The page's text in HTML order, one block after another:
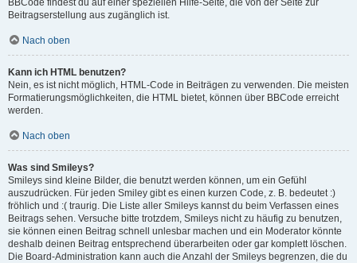
BBCode findest du auf einer speziellen Hilfe-Seite, die von der Seite zur
Beitragserstellung aus zugänglich ist.
Nach oben
Kann ich HTML benutzen?
Nein, es ist nicht möglich, HTML-Code in Beiträgen zu verwenden. Die meisten
Formatierungsmöglichkeiten, die HTML bietet, können über BBCode erreicht
werden.
Nach oben
Was sind Smileys?
Smileys sind kleine Bilder, die benutzt werden können, um ein Gefühl
auszudrücken. Für jeden Smiley gibt es einen kurzen Code, z. B. bedeutet :)
fröhlich und :( traurig. Die Liste aller Smileys kannst du beim Verfassen eines
Beitrags sehen. Versuche bitte trotzdem, Smileys nicht zu häufig zu benutzen,
sie können einen Beitrag schnell unlesbar machen und ein Moderator könnte
deshalb deinen Beitrag entsprechend überarbeiten oder gar komplett löschen.
Die Board-Administration kann auch die Anzahl der Smileys begrenzen, die du